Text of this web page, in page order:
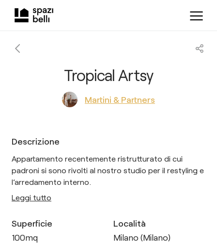
Tropical Artsy
Martini & Partners
Descrizione
Appartamento recentemente ristrutturato di cui
padroni si sono rivolti al nostro studio per il restyling e
l’arredamento interno.
Leggi tutto
Superficie
100mq
Località
Milano (Milano)